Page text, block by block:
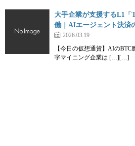
大手企業が支援するL1「
働｜AIエージェント決済
2026.03.19
【今日の仮想通貨】AIの
字マイニング企業は […][…]